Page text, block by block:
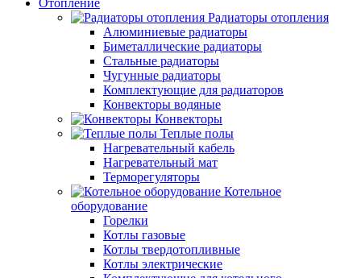
Отопление
Радиаторы отопления
Алюминиевые радиаторы
Биметаллические радиаторы
Стальные радиаторы
Чугунные радиаторы
Комплектующие для радиаторов
Конвекторы водяные
Конвекторы
Теплые полы
Нагревательный кабель
Нагревательный мат
Терморегуляторы
Котельное
оборудование
Горелки
Котлы газовые
Котлы твердотопливные
Котлы электрические